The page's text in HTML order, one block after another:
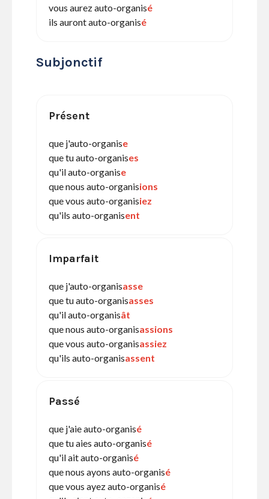
vous aurez auto-organisé
ils auront auto-organisé
Subjonctif
Présent
que j'auto-organise
que tu auto-organises
qu'il auto-organise
que nous auto-organisions
que vous auto-organisiez
qu'ils auto-organisent
Imparfait
que j'auto-organisasse
que tu auto-organisasses
qu'il auto-organisât
que nous auto-organisassions
que vous auto-organisassiez
qu'ils auto-organisassent
Passé
que j'aie auto-organisé
que tu aies auto-organisé
qu'il ait auto-organisé
que nous ayons auto-organisé
que vous ayez auto-organisé